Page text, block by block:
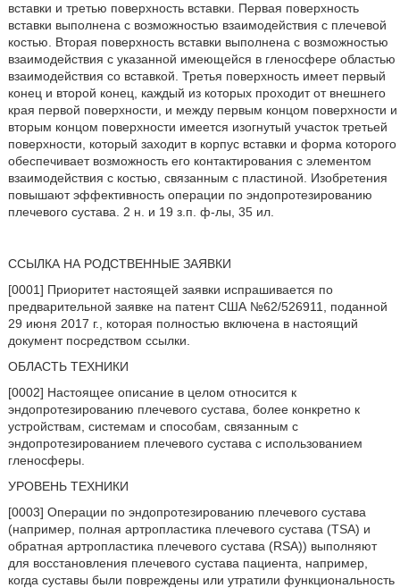
вставки и третью поверхность вставки. Первая поверхность
вставки выполнена с возможностью взаимодействия с плечевой
костью. Вторая поверхность вставки выполнена с возможностью
взаимодействия с указанной имеющейся в гленосфере областью
взаимодействия со вставкой. Третья поверхность имеет первый
конец и второй конец, каждый из которых проходит от внешнего
края первой поверхности, и между первым концом поверхности и
вторым концом поверхности имеется изогнутый участок третьей
поверхности, который заходит в корпус вставки и форма которого
обеспечивает возможность его контактирования с элементом
взаимодействия с костью, связанным с пластиной. Изобретения
повышают эффективность операции по эндопротезированию
плечевого сустава. 2 н. и 19 з.п. ф-лы, 35 ил.
ССЫЛКА НА РОДСТВЕННЫЕ ЗАЯВКИ
[0001] Приоритет настоящей заявки испрашивается по
предварительной заявке на патент США №62/526911, поданной
29 июня 2017 г., которая полностью включена в настоящий
документ посредством ссылки.
ОБЛАСТЬ ТЕХНИКИ
[0002] Настоящее описание в целом относится к
эндопротезированию плечевого сустава, более конкретно к
устройствам, системам и способам, связанным с
эндопротезированием плечевого сустава с использованием
гленосферы.
УРОВЕНЬ ТЕХНИКИ
[0003] Операции по эндопротезированию плечевого сустава
(например, полная артропластика плечевого сустава (TSA) и
обратная артропластика плечевого сустава (RSA)) выполняют
для восстановления плечевого сустава пациента, например,
когда суставы были повреждены или утратили функциональность